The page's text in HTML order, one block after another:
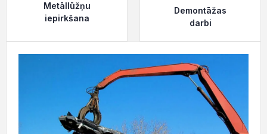
Metāllūžņu
iepirkšana
Demontāžas
darbi